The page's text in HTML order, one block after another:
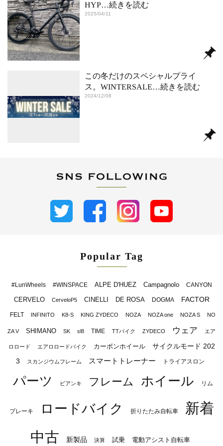
HYP…続きを読む
2025/04/11
この冬だけのスペシャルプライ
ス。WINTERSALE…続きを読む
2024/12/08
Popular Tag
#LunWheels #WINSPACE ALPE D'HUEZ Campagnolo CANYON
CERVELO CerveloP5 CINELLI DE ROSA DOGMA FACTOR
FELT INFINITO K8-S KING ZYDECO NOZA NOZA one NOZA S NO
ZA V SHIMANO SK sl8 TIME TTバイク ZYDECO ウェア エア
ロロード エアロロードバイク カーボンホイール
サイクルモード 202
3
スカンジウムフレーム スマートトレーナー トライアスロン
パーツ ビアンキ フレーム ホイール リム
ブレーキ ロードバイク 折りたたみ自転車
新着
中古
新製品 決算 試乗 電動アシスト自転車